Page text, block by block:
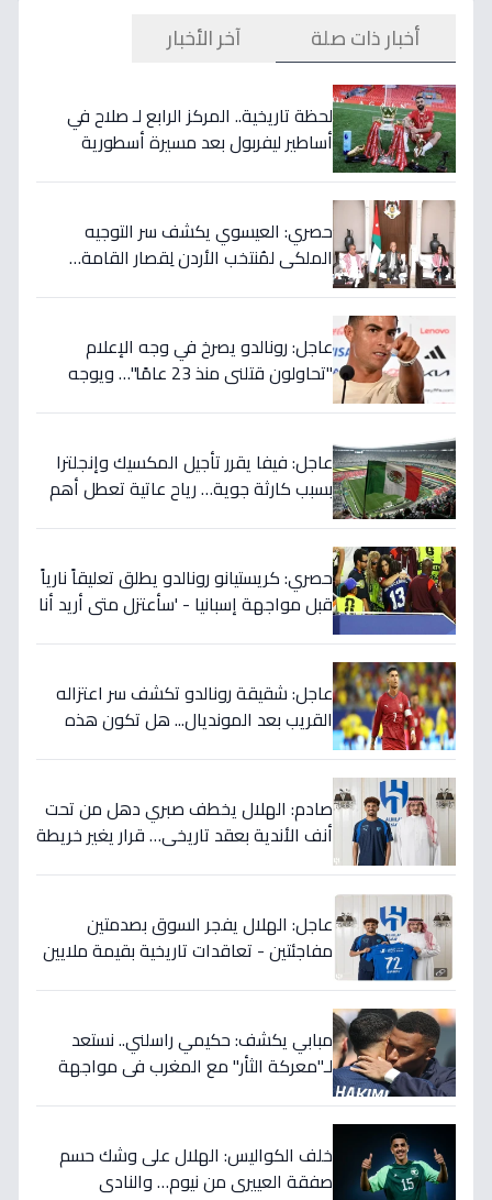
أخبار ذات صلة آخر الأخبار
لحظة تاريخية.. المركز الرابع لـ صلاح في
أساطير ليفربول بعد مسيرة أسطورية
حصري: العيسوي يكشف سر التوجيه
الملكي لمُنتخب الأردن لِقصار القامة…
عاجل: رونالدو يصرخ في وجه الإعلام
"تحاولون قتلني منذ 23 عامًا"… ويوجه
عاجل: فيفا يقرر تأجيل المكسيك وإنجلترا
بسبب كارثة جوية… رياح عاتية تعطل أهم
حصري: كريستيانو رونالدو يطلق تعليقاً نارياً
قبل مواجهة إسبانيا - 'سأعتزل متى أريد أنا
عاجل: شقيقة رونالدو تكشف سر اعتزاله
القريب بعد المونديال... هل تكون هذه
صادم: الهلال يخطف صبري دهل من تحت
أنف الأندية بعقد تاريخي… قرار يغير خريطة
عاجل: الهلال يفجر السوق بصدمتين
مفاجئتين - تعاقدات تاريخية بقيمة ملايين
مبابي يكشف: حكيمي راسلني.. نستعد
لـ"معركة الثأر" مع المغرب في مواجهة
خلف الكواليس: الهلال على وشك حسم
صفقة العييري من نيوم… والنادي